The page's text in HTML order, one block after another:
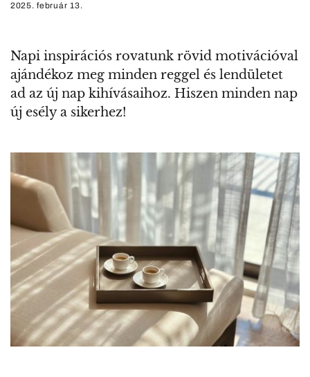
2025. február 13.
Napi inspirációs rovatunk rövid motivációval
ajándékoz meg minden reggel és lendületet
ad az új nap kihívásaihoz. Hiszen minden nap
új esély a sikerhez!